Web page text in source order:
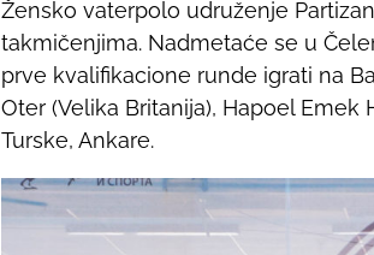
Žensko vaterpolo udruženje
takmičenjima. Nadmetaće se u
prve kvalifikacione runde igrati na
Oter (Velika Britanija), Hapoel Emek
Turske, Ankare.